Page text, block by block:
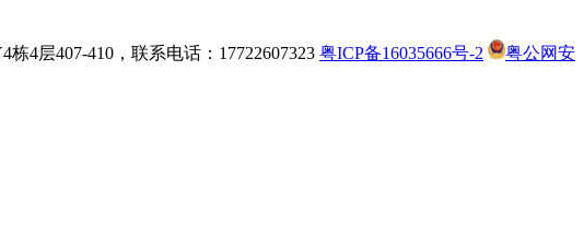
4层407-410，联系电话：17722607323 粤ICP备16035666号-2
粤公网安